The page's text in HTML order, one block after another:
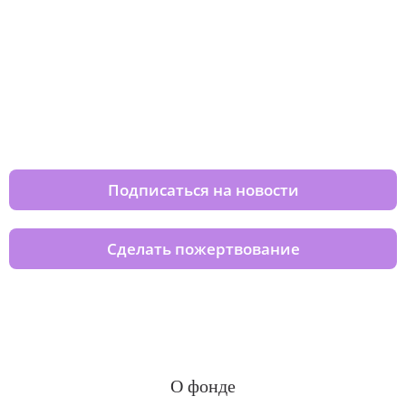
Подписаться на новости
Сделать пожертвование
О фонде